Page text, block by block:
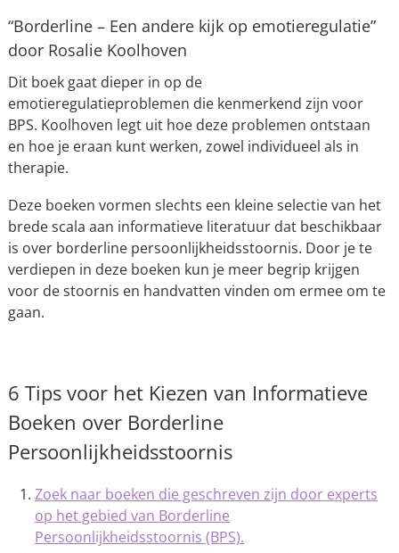
“Borderline – Een andere kijk op emotieregulatie”
door Rosalie Koolhoven
Dit boek gaat dieper in op de
emotieregulatieproblemen die kenmerkend zijn voor
BPS. Koolhoven legt uit hoe deze problemen ontstaan
en hoe je eraan kunt werken, zowel individueel als in
therapie.
Deze boeken vormen slechts een kleine selectie van het
brede scala aan informatieve literatuur dat beschikbaar
is over borderline persoonlijkheidsstoornis. Door je te
verdiepen in deze boeken kun je meer begrip krijgen
voor de stoornis en handvatten vinden om ermee om te
gaan.
6 Tips voor het Kiezen van Informatieve
Boeken over Borderline
Persoonlijkheidsstoornis
Zoek naar boeken die geschreven zijn door experts
op het gebied van Borderline
Persoonlijkheidsstoornis (BPS).